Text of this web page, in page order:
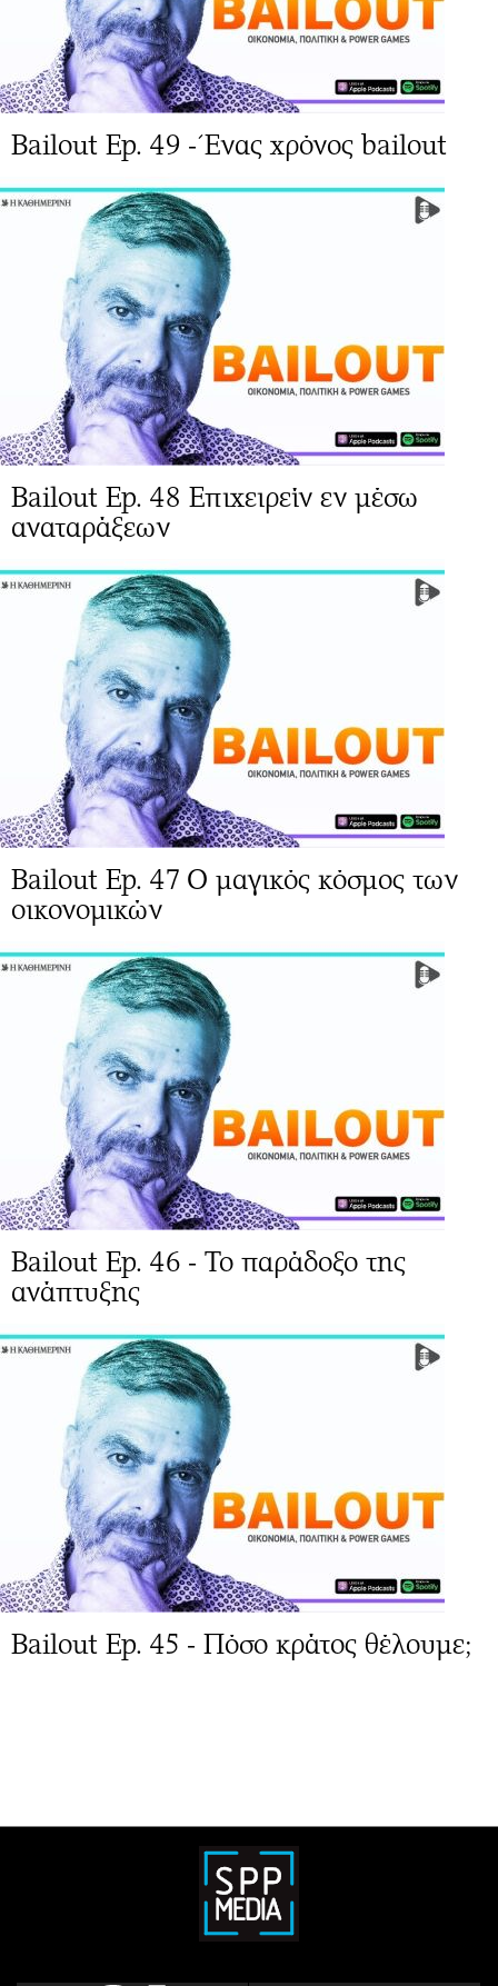
Bailout Ep. 49 - Ένας χρόνος bailout
Bailout Ep. 48 Επιχειρείν εν μέσω
αναταράξεων
Bailout Ep. 47 Ο μαγικός κόσμος των
οικονομικών
Bailout Ep. 46 - Το παράδοξο της
ανάπτυξης
Bailout Ep. 45 - Πόσο κράτος θέλουμε;